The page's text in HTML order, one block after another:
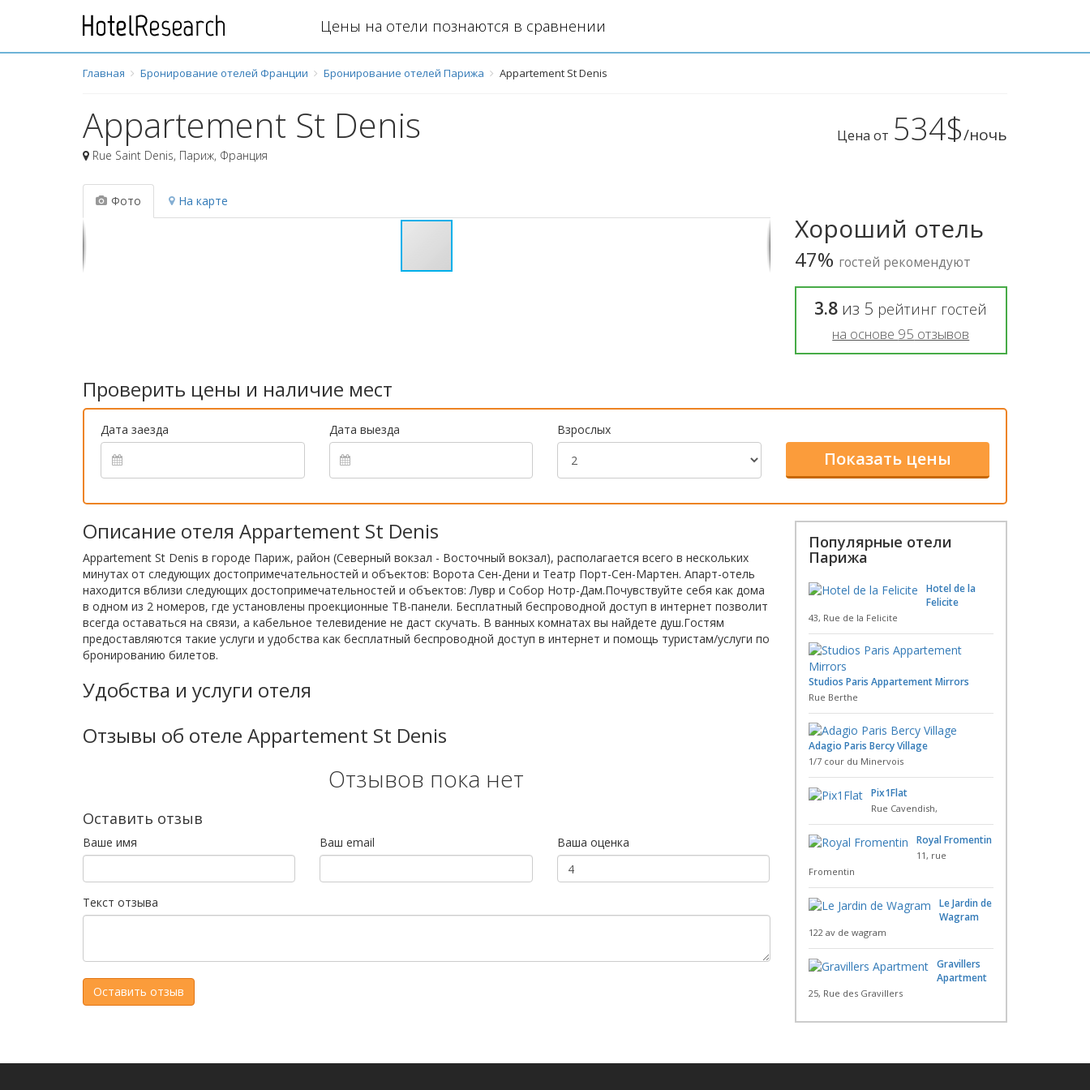
Цены на отели познаются в сравнении
Главная Бронирование отелей Франции Бронирование отелей Парижа Appartement St Denis
Appartement St Denis
Rue Saint Denis, Париж, Франция
Цена от 534$/ночь
Фото На карте
Хороший отель
47% гостей рекомендуют
3.8 из 5 рейтинг гостей
на основе 95 отзывов
Проверить цены и наличие мест
Дата заезда Дата выезда Взрослых
Описание отеля Appartement St Denis
Appartement St Denis в городе Париж, район (Северный вокзал - Восточный вокзал), располагается всего в нескольких
минутах от следующих достопримечательностей и объектов: Ворота Сен-Дени и Театр Порт-Сен-Мартен. Апарт-отель
находится вблизи следующих достопримечательностей и объектов: Лувр и Собор Нотр-Дам.Почувствуйте себя как дома
в одном из 2 номеров, где установлены проекционные ТВ-панели. Бесплатный беспроводной доступ в интернет позволит
всегда оставаться на связи, а кабельное телевидение не даст скучать. В ванных комнатах вы найдете душ.Гостям
предоставляются такие услуги и удобства как бесплатный беспроводной доступ в интернет и помощь туристам/услуги по
бронированию билетов.
Удобства и услуги отеля
Отзывы об отеле Appartement St Denis
Отзывов пока нет
Оставить отзыв
Ваше имя Ваш email Ваша оценка
Текст отзыва
Популярные отели
Парижа
Hotel de la
Felicite
43, Rue de la Felicite
Studios Paris Appartement Mirrors
Rue Berthe
Adagio Paris Bercy Village
1/7 cour du Minervois
Pix1Flat
Rue Cavendish,
Royal Fromentin
11, rue
Fromentin
Le Jardin de
Wagram
122 av de wagram
Gravillers
Apartment
25, Rue des Gravillers